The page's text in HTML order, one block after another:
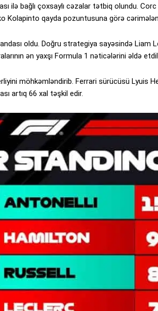
ilə bağlı çoxsaylı cəzalar tətbiq olundu.
Kolapinto qayda pozuntusuna görə
oldu. Doğru strategiya sayəsində Liam
ən yaxşı Formula 1 nəticələrini əldə
möhkəmləndirib. Ferrari sürücüsü Lyuis
artıq 66 xal təşkil edir.